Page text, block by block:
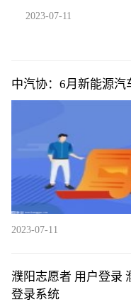
2023-07-11
中汽协：6月新能源汽
2023-07-11
濮阳志愿者 用户登录
登录系统